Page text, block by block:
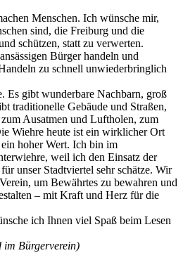
Menschen. Ich wünsche mir,
sind, die Freiburg und die
schützen, statt zu verwerten.
Bürger handeln und
zu schnell unwiederbringlich
Es gibt wunderbare Nachbarn, groß
traditionelle Gebäude und Straßen,
Ausatmen und Luftholen, zum
Wiehre heute ist ein wirklicher Ort
hoher Wert. Ich bin im
weil ich den Einsatz der
unser Stadtviertel sehr schätze. Wir
um Bewährtes zu bewahren und
– mit Kraft und Herz für die
ich Ihnen viel Spaß beim Lesen
im Bürgerverein)